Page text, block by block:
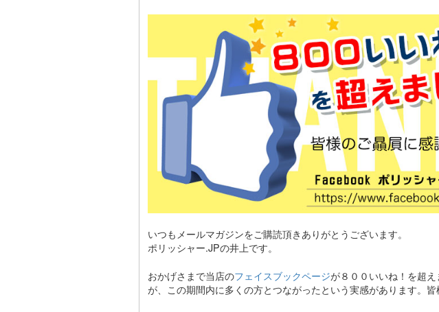
いつもメールマガジンをご購読頂きありがとうございます。
ポリッシャー.JPの井上です。
おかげさまで当店のフェイスブックページが８００いいね！を超
が、この期間内に多くの方とつながったという実感があります。皆